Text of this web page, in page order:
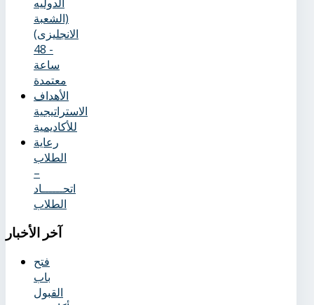
(الشعبة
الانجليزى)
- 48
ساعة
معتمدة
الأهداف
الاستراتيجية
للأكاديمية
رعاية
الطلاب
–
اتحــــــاد
الطلاب
آخر
الأخبار
فتح
باب
القبول